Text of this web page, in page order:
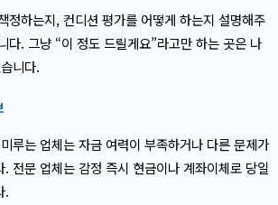
정하는지, 컨디션 평가를 어떻게 하는지 설명해주
다. 그냥 “이 정도 드릴게요”라고만 하는 곳은 나
니다.
루는 업체는 자금 여력이 부족하거나 다른 문제가
. 전문 업체는 감정 즉시 현금이나 계좌이체로 당일
.